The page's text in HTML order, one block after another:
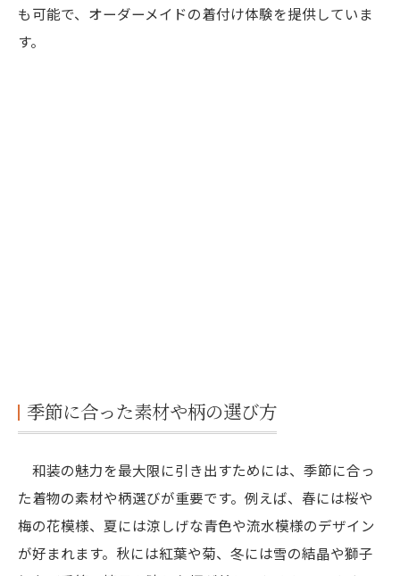
も可能で、オーダーメイドの着付け体験を提供していま
す。
季節に合った素材や柄の選び方
和装の魅力を最大限に引き出すためには、季節に合っ
た着物の素材や柄選びが重要です。例えば、春には桜や
梅の花模様、夏には涼しげな青色や流水模様のデザイン
が好まれます。秋には紅葉や菊、冬には雪の結晶や獅子